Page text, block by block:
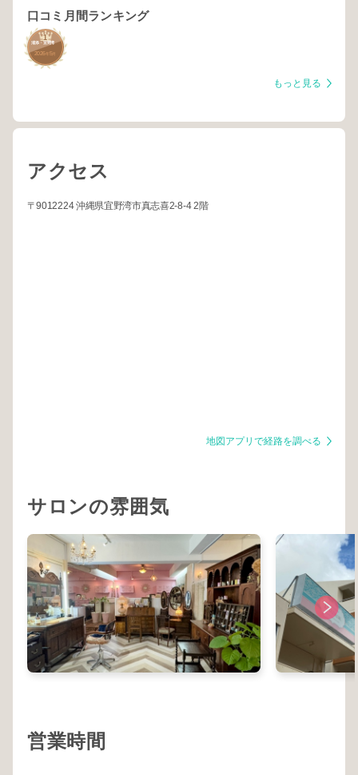
口コミ月間ランキング
1
浦添・宜野湾
2026年 5月
もっと見る
アクセス
〒9012224 沖縄県宜野湾市真志喜2-8-4 2階
地図アプリで経路を調べる
サロンの雰囲気
営業時間